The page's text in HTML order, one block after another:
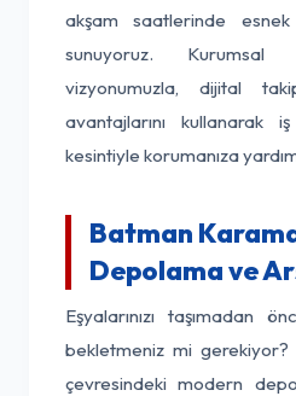
akşam saatlerinde esnek
sunuyoruz. Kurumsal
vizyonumuzla, dijital
avantajlarını kullanarak
kesintiyle korumanıza
Batman
Depolama ve
Eşyalarınızı taşımadan
bekletmeniz mi
çevresindeki modern